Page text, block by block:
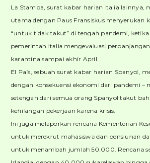
La Stampa, surat kabar harian Italia lainnya,
utama dengan Paus Fransiskus menyerukan
“untuk tidak takut” di tengah pandemi,
pemerintah Italia mengevaluasi
karantina sampai akhir April.
El País, sebuah surat kabar harian Spanyol,
dengan konsekuensi ekonomi dari pandemi –
setengah dari semua orang Spanyol takut
kehilangan pekerjaan karena krisis.
Ini juga melaporkan rencana Kementerian
untuk merekrut mahasiswa dan pensiunan
untuk menambah jumlah 50.000. Rencana